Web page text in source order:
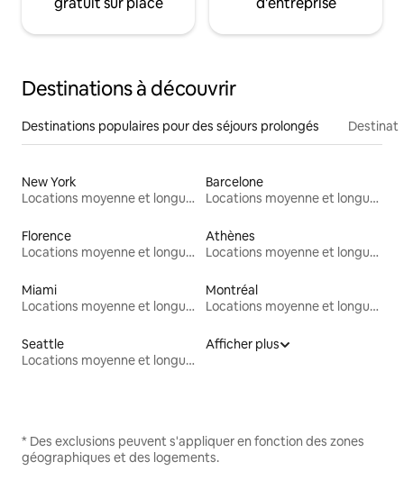
Destinations à découvrir
Destinations populaires pour des séjours prolongés
New York
Locations moyenne et longue durée
Barcelone
Locations moyenne et longue durée
Florence
Locations moyenne et longue durée
Athènes
Locations moyenne et longue durée
Miami
Locations moyenne et longue durée
Montréal
Locations moyenne et longue durée
Seattle
Locations moyenne et longue durée
Afficher plus
* Des exclusions peuvent s'appliquer en fonction des zones
géographiques et des logements.